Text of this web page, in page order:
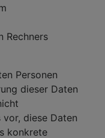
Rechners
Personen
dieser Daten
diese Daten
konkrete